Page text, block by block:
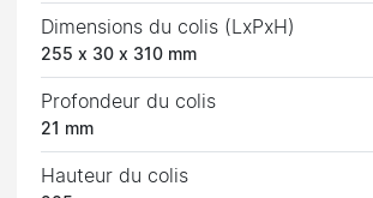
Dimensions du colis (LxPxH)
255 x 30 x 310 mm
Profondeur du colis
21 mm
Hauteur du colis